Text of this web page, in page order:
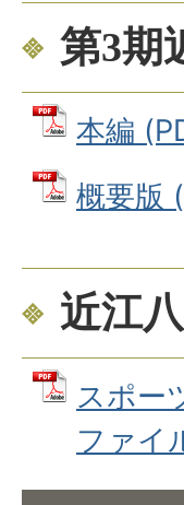
第3期
本編
概要版
近江
スポー
ファイ